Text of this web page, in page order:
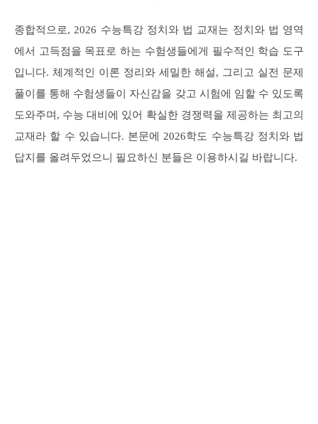
종합적으로, 2026 수능특강 정치와 법 교재는 정치와 법 영역
에서 고득점을 목표로 하는 수험생들에게 필수적인 학습 도구
입니다. 체계적인 이론 정리와 세밀한 해설, 그리고 실전 문제
풀이를 통해 수험생들이 자신감을 갖고 시험에 임할 수 있도록
도와주며, 수능 대비에 있어 확실한 경쟁력을 제공하는 최고의
교재라 할 수 있습니다. 본문에 2026학도 수능특강 정치와 법
답지를 올려두었으니 필요하신 분들은 이용하시길 바랍니다.